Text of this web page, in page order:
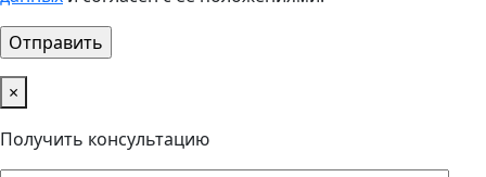
×
Получить консультацию